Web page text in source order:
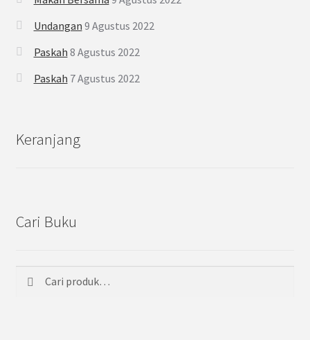
Undangan 9 Agustus 2022
Paskah 8 Agustus 2022
Paskah 7 Agustus 2022
Keranjang
Cari Buku
Pencarian